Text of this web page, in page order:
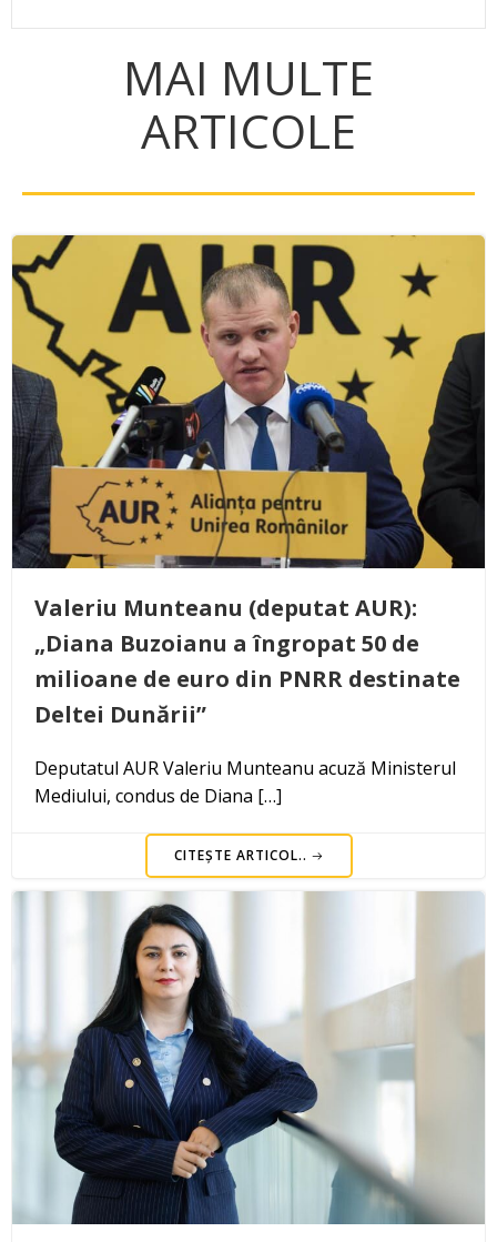
MAI MULTE
ARTICOLE
Valeriu Munteanu (deputat AUR):
„Diana Buzoianu a îngropat 50 de
milioane de euro din PNRR destinate
Deltei Dunării”
Deputatul AUR Valeriu Munteanu acuză Ministerul
Mediului, condus de Diana […]
CITEȘTE ARTICOL..